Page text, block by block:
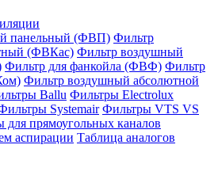
панельный (ФВП) Фильтр
(ФВКас) Фильтр воздушный
Фильтр для фанкойла (ФВФ) Фильтр
Фильтр воздушный абсолютной
Ballu Фильтры Electrolux
Systemair Фильтры VTS VS
для прямоугольных каналов
аспирации Таблица аналогов